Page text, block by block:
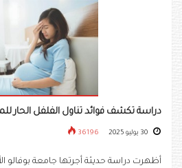
دراسة تكشف فوائد تناول الفلفل الحار
36196
أظهرت دراسة حديثة أجرتها جامعة بوفالو